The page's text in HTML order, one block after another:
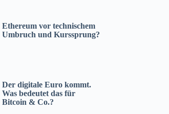
Ethereum vor technischem
Umbruch und Kurssprung?
Der digitale Euro kommt.
Was bedeutet das für
Bitcoin & Co.?